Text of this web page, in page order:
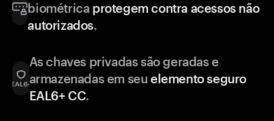
biométrica protegem contra acessos não
autorizados.
As chaves privadas são geradas e
armazenadas em seu elemento seguro
EAL6+ CC.